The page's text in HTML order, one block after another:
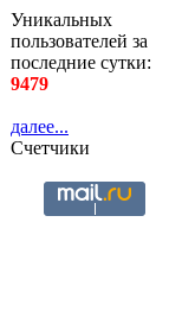
Уникальных
пользователей за
последние сутки:
9479
далее...
Счетчики